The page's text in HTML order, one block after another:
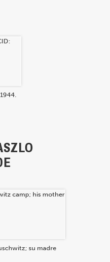
su madre